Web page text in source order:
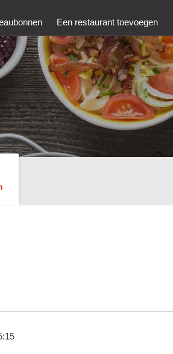
Een restaurant toevoegen